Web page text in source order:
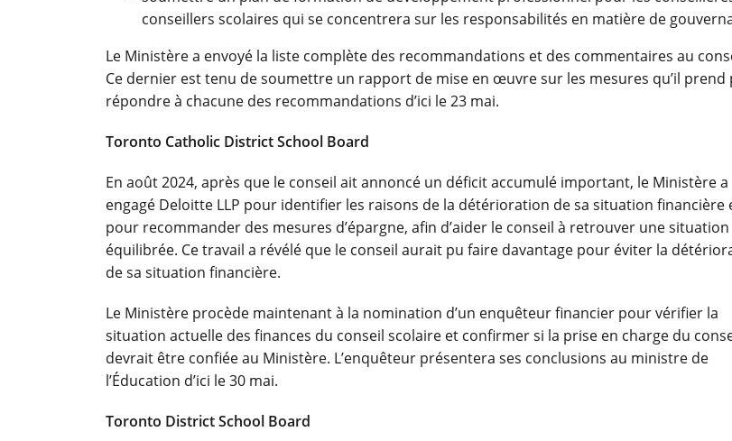
conseillers scolaires qui se concentrera sur les responsabilités en matière de
Le Ministère a envoyé la liste complète des recommandations et des commentaires au
Ce dernier est tenu de soumettre un rapport de mise en œuvre sur les mesures qu’il prend
répondre à chacune des recommandations d’ici le 23 mai.
Toronto Catholic District School Board
En août 2024, après que le conseil ait annoncé un déficit accumulé important, le Ministère a
engagé Deloitte LLP pour identifier les raisons de la détérioration de sa situation financière
pour recommander des mesures d’épargne, afin d’aider le conseil à retrouver une situation
équilibrée. Ce travail a révélé que le conseil aurait pu faire davantage pour éviter la
de sa situation financière.
Le Ministère procède maintenant à la nomination d’un enquêteur financier pour vérifier la
situation actuelle des finances du conseil scolaire et confirmer si la prise en charge du
devrait être confiée au Ministère. L’enquêteur présentera ses conclusions au ministre de
l’Éducation d’ici le 30 mai.
Toronto District School Board